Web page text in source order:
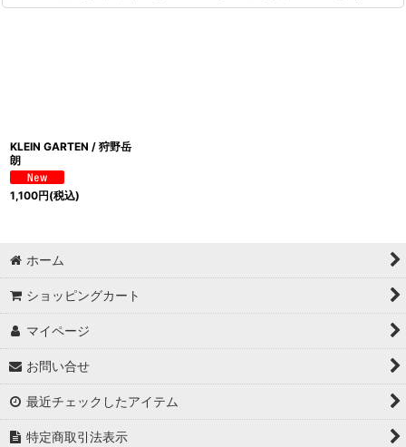
KLEIN GARTEN / 狩野岳
朗
1,100円(税込)
ホーム
ショッピングカート
マイページ
お問い合せ
最近チェックしたアイテム
特定商取引法表示